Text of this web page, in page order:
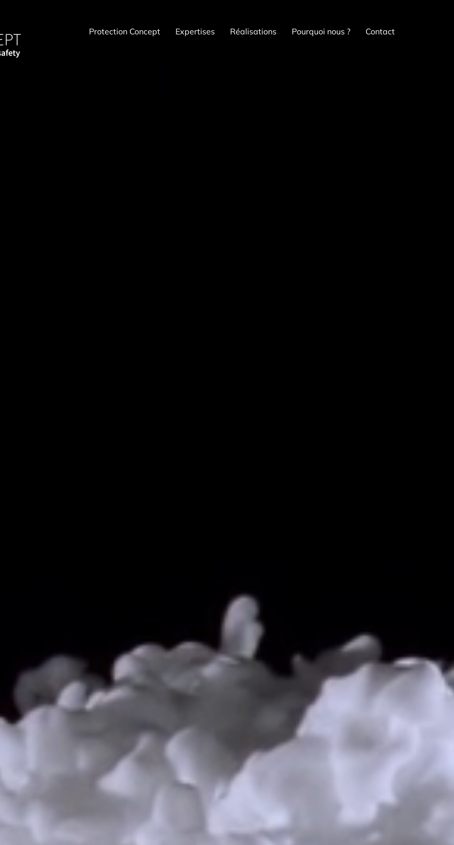
Protection Concept Expertises Réalisations Pourquoi nous ? Contact